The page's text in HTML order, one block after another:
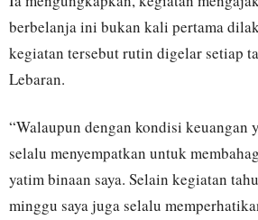
berbelanja ini bukan kali pertama
kegiatan tersebut rutin digelar setiap
Lebaran.
“Walaupun dengan kondisi keuangan
selalu menyempatkan untuk
yatim binaan saya. Selain kegiatan
minggu saya juga selalu